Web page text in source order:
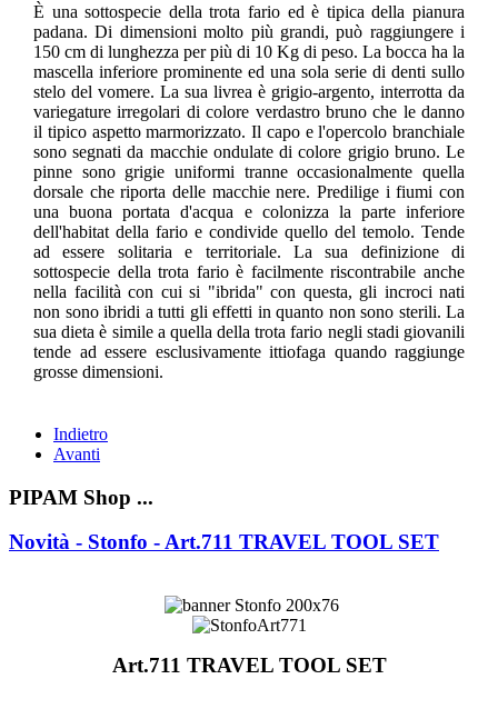
È una sottospecie della trota fario ed è tipica della pianura
padana. Di dimensioni molto più grandi, può raggiungere i
150 cm di lunghezza per più di 10 Kg di peso. La bocca ha la
mascella inferiore prominente ed una sola serie di denti sullo
stelo del vomere. La sua livrea è grigio-argento, interrotta da
variegature irregolari di colore verdastro bruno che le danno
il tipico aspetto marmorizzato. Il capo e l'opercolo branchiale
sono segnati da macchie ondulate di colore grigio bruno. Le
pinne sono grigie uniformi tranne occasionalmente quella
dorsale che riporta delle macchie nere. Predilige i fiumi con
una buona portata d'acqua e colonizza la parte inferiore
dell'habitat della fario e condivide quello del temolo. Tende
ad essere solitaria e territoriale. La sua definizione di
sottospecie della trota fario è facilmente riscontrabile anche
nella facilità con cui si "ibrida" con questa, gli incroci nati
non sono ibridi a tutti gli effetti in quanto non sono sterili. La
sua dieta è simile a quella della trota fario negli stadi giovanili
tende ad essere esclusivamente ittiofaga quando raggiunge
grosse dimensioni.
Indietro
Avanti
PIPAM Shop ...
Novità - Stonfo - Art.711 TRAVEL TOOL SET
Art.711 TRAVEL TOOL SET